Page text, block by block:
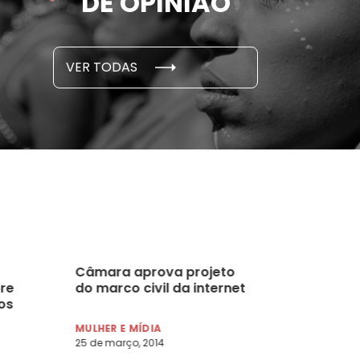
VER TODAS
E PESQUISAS
novembro, 2021
Câmara aprova projeto
do marco civil da internet
MULHER E MÍDIA
25 de março, 2014